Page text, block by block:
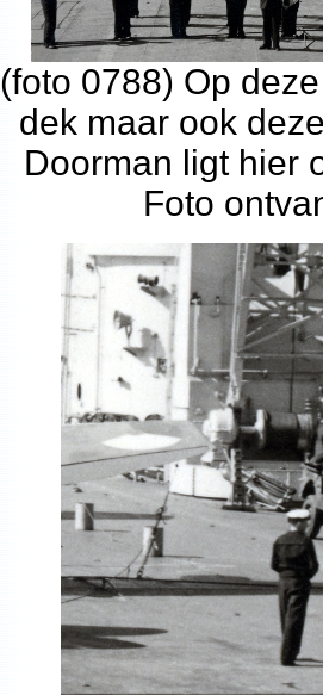
(foto 0788) Op
dek maar ook
Doorman ligt hier
Foto